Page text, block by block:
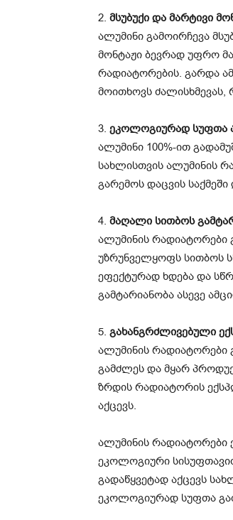
2. მსუბუქი და მარტივი
ალუმინი გამოირჩევა
მონტაჟი ბევრად უფრო
რადიატორების. გარდა
მოითხოვს
3. ეკოლოგიურად სუფთა
ალუმინი 100%-ით
სახლისთვის ალუმინის
გარემოს დაცვის
4. მაღალი სითბოს
ალუმინის რადიატორები
უზრუნველყოფს სითბოს
ეფექტურად ხდება და
გამტარიანობა ასევე
5. გახანგრძლივებული
ალუმინის
გამძლეს და მყარ
ზრდის რადიატორის
აქცევს.
ალუმინის
ეკოლოგიური
გადაწყვეტად აქცევს
ეკოლოგიურად სუფთა